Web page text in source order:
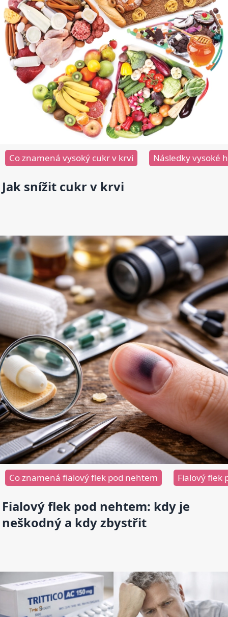
Co znamená vysoký cukr v krvi Následky vysoké
Jak snížit cukr v krvi
Co znamená fialový flek pod nehtem Fialový flek
Fialový flek pod nehtem: kdy je
neškodný a kdy zbystřit